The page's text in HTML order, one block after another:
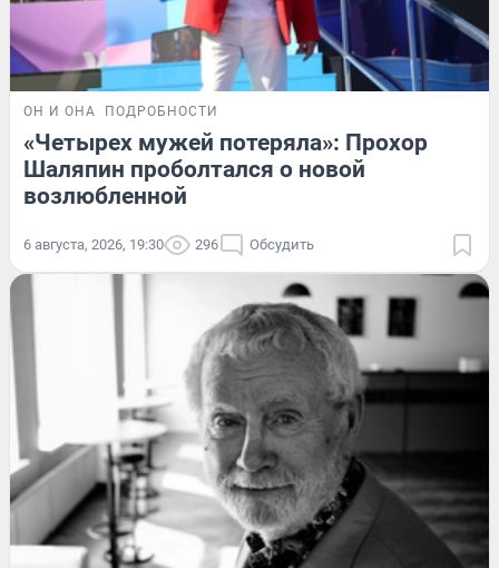
ОН И ОНА ПОДРОБНОСТИ
«Четырех мужей потеряла»: Прохор
Шаляпин проболтался о новой
возлюбленной
6 августа, 2026, 19:30 296 Обсудить